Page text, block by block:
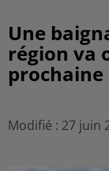
Une
région va
prochaine
Modifié : 27 juin